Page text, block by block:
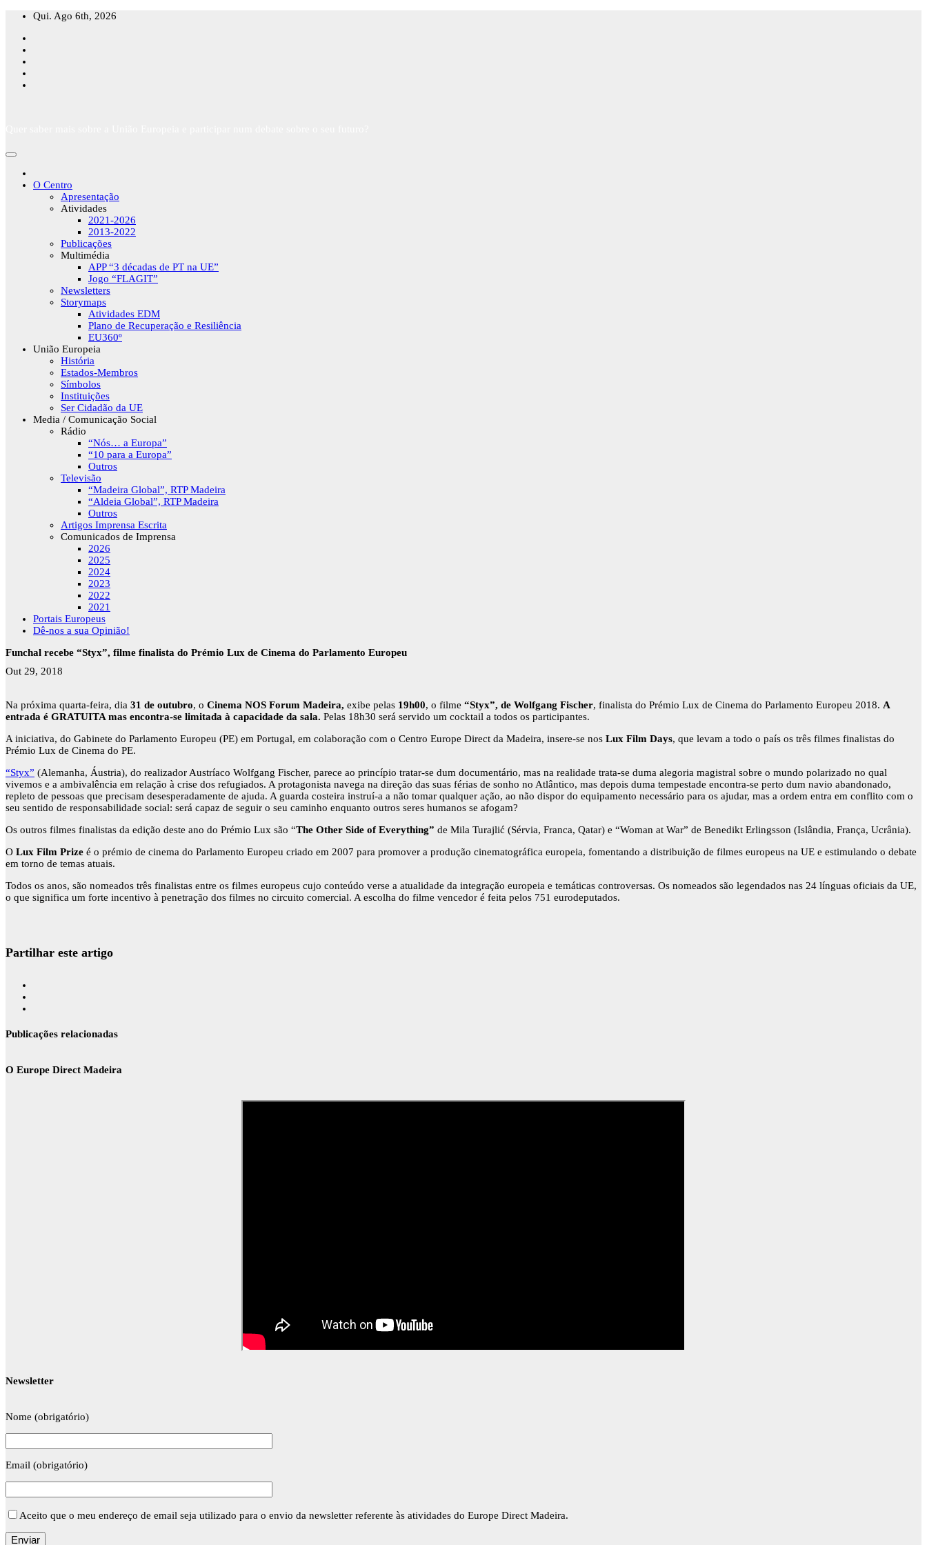
Skip
content
Qui. Ago 6th, 2026
O Centro
Apresentação
Atividades
2021-2026
2013-2022
Publicações
Multimédia
APP “3 décadas de PT na UE”
Jogo “FLAGIT”
Newsletters
Storymaps
Atividades EDM
Plano de Recuperação e Resiliência
EU360º
União Europeia
História
Estados-Membros
Símbolos
Instituições
Ser Cidadão da UE
Media / Comunicação Social
Rádio
“Nós… a Europa”
“10 para a Europa”
Outros
Televisão
“Madeira Global”, RTP Madeira
“Aldeia Global”, RTP Madeira
Outros
Artigos Imprensa Escrita
Comunicados de Imprensa
2026
2025
2024
2023
2022
2021
Portais Europeus
Dê-nos a sua Opinião!
Funchal recebe “Styx”, filme finalista do Prémio Lux de Cinema do Parlamento Europeu
Out 29, 2018
Na próxima quarta-feira, dia 31 de outubro, o Cinema NOS Forum Madeira, exibe pelas 19h00, o filme “Styx”, de Wolfgang Fischer, finalista do Prémio Lux de Cinema do Parlamento Europeu 2018. A
entrada é GRATUITA mas encontra-se limitada à capacidade da sala. Pelas 18h30 será servido um cocktail a todos os participantes.​
A iniciativa, do Gabinete do Parlamento Europeu (PE) em Portugal, em colaboração com o Centro Europe Direct da Madeira, insere-se nos Lux Film Days, que levam a todo o país os três filmes finalistas do
Prémio Lux de Cinema do PE.
“Styx” (Alemanha, Áustria), do realizador Austríaco Wolfgang Fischer, parece ao princípio tratar-se dum documentário, mas na realidade trata-se duma alegoria magistral sobre o mundo polarizado no qual
vivemos e a ambivalência em relação à crise dos refugiados. A protagonista navega na direção das suas férias de sonho no Atlântico, mas depois duma tempestade encontra-se perto dum navio abandonado,
repleto de pessoas que precisam desesperadamente de ajuda. A guarda costeira instruí-a a não tomar qualquer ação, ao não dispor do equipamento necessário para os ajudar, mas a ordem entra em conflito com o
seu sentido de responsabilidade social: será capaz de seguir o seu caminho enquanto outros seres humanos se afogam?
Os outros filmes finalistas da edição deste ano do Prémio Lux são “The Other Side of Everything” de Mila Turajlić (Sérvia, Franca, Qatar) e “Woman at War” de Benedikt Erlingsson (Islândia, França, Ucrânia).
O Lux Film Prize é o prémio de cinema do Parlamento Europeu criado em 2007 para promover a produção cinematográfica europeia, fomentando a distribuição de filmes europeus na UE e estimulando o debate
em torno de temas atuais.
Todos os anos, são nomeados três finalistas entre os filmes europeus cujo conteúdo verse a atualidade da integração europeia e temáticas controversas. Os nomeados são legendados nas 24 línguas oficiais da UE,
o que significa um forte incentivo à penetração dos filmes no circuito comercial. A escolha do filme vencedor é feita pelos 751 eurodeputados.
Partilhar este artigo
Publicações relacionadas
O Europe Direct Madeira
Newsletter
Nome (obrigatório)
Email (obrigatório)
Aceito que o meu endereço de email seja utilizado para o envio da newsletter referente às atividades do Europe Direct Madeira.